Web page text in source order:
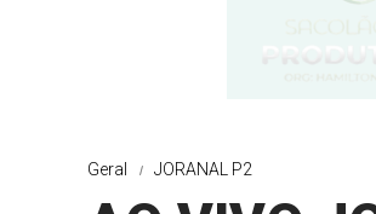
Geral JORANAL P2